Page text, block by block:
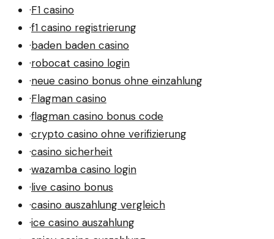
·F1 casino
·f1 casino registrierung
·baden baden casino
·robocat casino login
·neue casino bonus ohne einzahlung
·Flagman casino
·flagman casino bonus code
·crypto casino ohne verifizierung
·casino sicherheit
·wazamba casino login
·live casino bonus
·casino auszahlung vergleich
·ice casino auszahlung